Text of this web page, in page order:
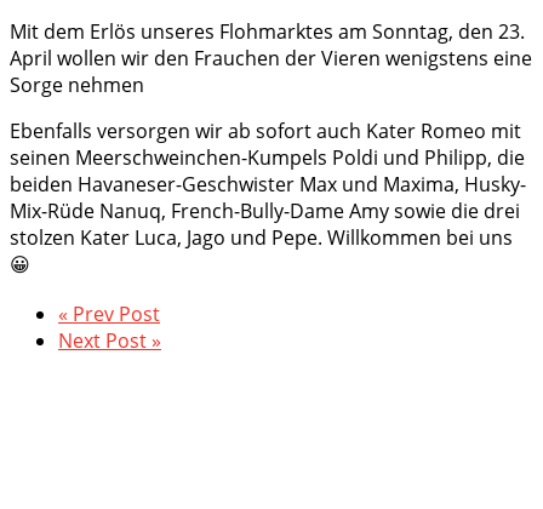
Mit dem Erlös unseres Flohmarktes am Sonntag, den 23.
April wollen wir den Frauchen der Vieren wenigstens eine
Sorge nehmen
Ebenfalls versorgen wir ab sofort auch Kater Romeo mit
seinen Meerschweinchen-Kumpels Poldi und Philipp, die
beiden Havaneser-Geschwister Max und Maxima, Husky-
Mix-Rüde Nanuq, French-Bully-Dame Amy sowie die drei
stolzen Kater Luca, Jago und Pepe. Willkommen bei uns
😀
« Prev Post
Next Post »